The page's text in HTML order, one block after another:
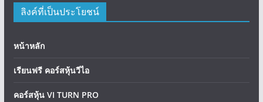
ลิงค์ที่เป็นประโยชน์
หน้าหลัก
เรียนฟรี คอร์สหุ้นวีไอ
คอร์สหุ้น VI TURN PRO